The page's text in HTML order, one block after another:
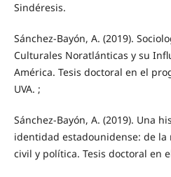
Sindéresis.
Sánchez-Bayón, A. (2019).
Culturales Noratlánticas y su
América. Tesis doctoral en el
UVA. ;
Sánchez-Bayón, A. (2019). Una
identidad estadounidense: de
civil y política. Tesis doctoral en